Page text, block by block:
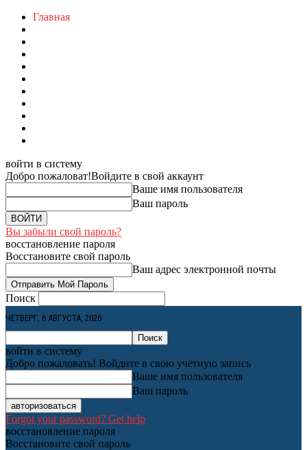
Главная
войти в систему
Добро пожаловат!Войдите в свой аккаунт
Ваше имя пользователя
Ваш пароль
Вы забыли свой пароль?
восстановление пароля
Восстановите свой пароль
Ваш адрес электронной почты
Поиск
ЧЕТВЕРГ, 6 АВГУСТА, 2026
войти в систему
Добро пожаловать! Войдите в свою учётную запись
Ваше имя пользователя
Ваш пароль
Forgot your password? Get help
восстановление пароля
Восстановите свой пароль